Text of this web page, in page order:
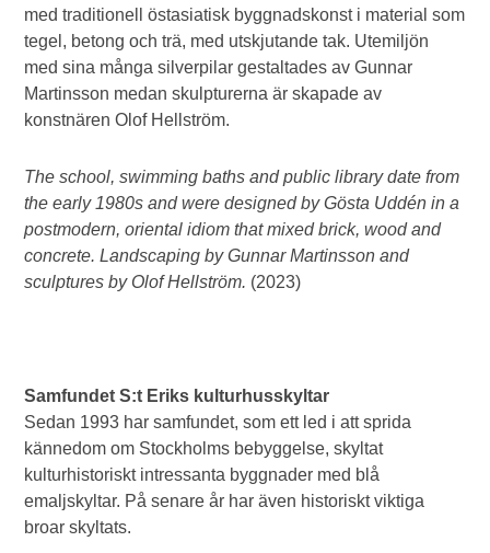
med traditionell östasiatisk byggnadskonst i material som
tegel, betong och trä, med utskjutande tak. Utemiljön
med sina många silverpilar gestaltades av Gunnar
Martinsson medan skulpturerna är skapade av
konstnären Olof Hellström.
The school, swimming baths and public library date from
the early 1980s and were designed by Gösta Uddén in a
postmodern, oriental idiom that mixed brick, wood and
concrete. Landscaping by Gunnar Martinsson and
sculptures by Olof Hellström. (2023)
Samfundet S:t Eriks kulturhusskyltar
Sedan 1993 har samfundet, som ett led i att sprida
kännedom om Stockholms bebyggelse, skyltat
kulturhistoriskt intressanta byggnader med blå
emaljskyltar. På senare år har även historiskt viktiga
broar skyltats.